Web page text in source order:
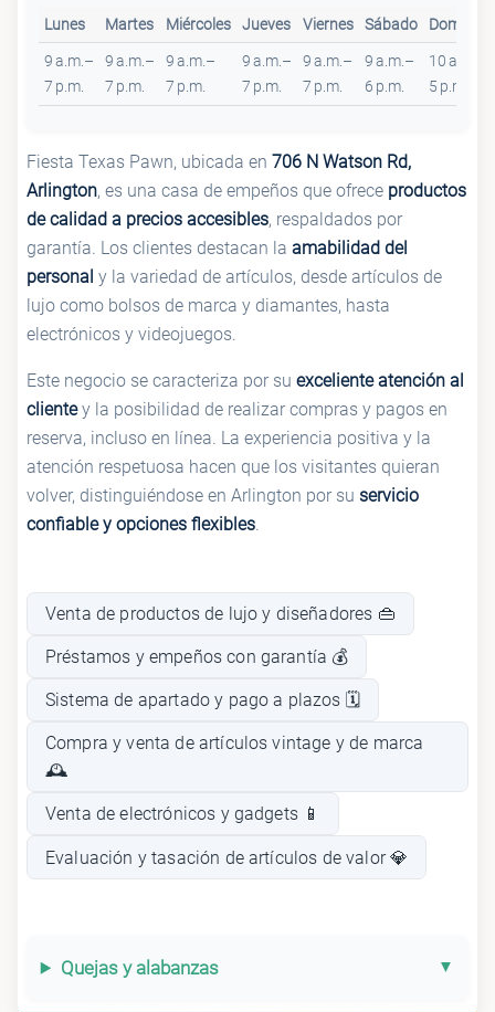
Lunes Martes Miércoles Jueves Viernes Sábado Domingo
9 a.m.–
7 p.m.
9 a.m.–
7 p.m.
9 a.m.–
7 p.m.
9 a.m.–
7 p.m.
9 a.m.–
7 p.m.
9 a.m.–
6 p.m.
10 a.m.–
5 p.m.
Fiesta Texas Pawn, ubicada en 706 N Watson Rd,
Arlington, es una casa de empeños que ofrece productos
de calidad a precios accesibles, respaldados por
garantía. Los clientes destacan la amabilidad del
personal y la variedad de artículos, desde artículos de
lujo como bolsos de marca y diamantes, hasta
electrónicos y videojuegos.
Este negocio se caracteriza por su exceliente atención al
clientey la posibilidad de realizar compras y pagos en
reserva, incluso en línea. La experiencia positiva y la
atención respetuosa hacen que los visitantes quieran
volver, distinguiéndose en Arlington por su servicio
confiable y opciones flexibles
Venta de productos de lujo y diseñadores 👜
Préstamos y empeños con garantía 💰
Sistema de apartado y pago a plazos 🗓️
Compra y venta de artículos vintage y de marca
🕰️
Venta de electrónicos y gadgets 📱
Evaluación y tasación de artículos de valor 💎
Quejas y alabanzas